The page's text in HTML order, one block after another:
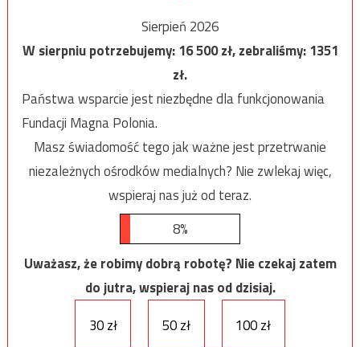
Sierpień 2026
W sierpniu potrzebujemy:16 500zł, zebraliśmy:1351
zł.
Państwa wsparcie jest niezbędne dla funkcjonowania
Fundacji Magna Polonia.
Masz świadomość tego jak ważne jest przetrwanie
niezależnych ośrodków medialnych? Nie zwlekaj więc,
wspieraj nas już od teraz.
8%
Uważasz, że robimy dobrą robotę? Nie czekaj zatem
do jutra, wspieraj nas od dzisiaj.
30 zł
50 zł 100 zł